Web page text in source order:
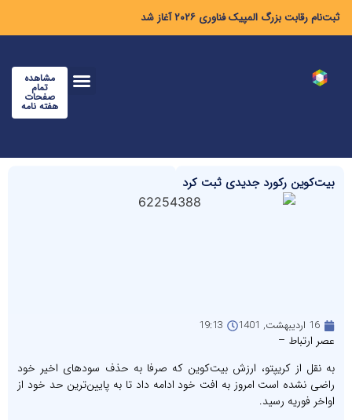
ثبت‌نام رقابت بزرگ المپیک فناوری ۲۰۲۶ آغاز شد
مشاهده
تمام
صفحات
هفته نامه
بیت‌کوین رکورد جدیدی ثبت کرد
16 اردیبهشت, 1401 19:13
عصر ارتباط –
به نقل از کریپتو، ارزش بیت‌کوین که صرفا به حذف سودهای اخیر خود
راضی نشده است امروز به افت خود ادامه داد تا به پایین‌ترین حد خود از
اواخر فوریه رسید.